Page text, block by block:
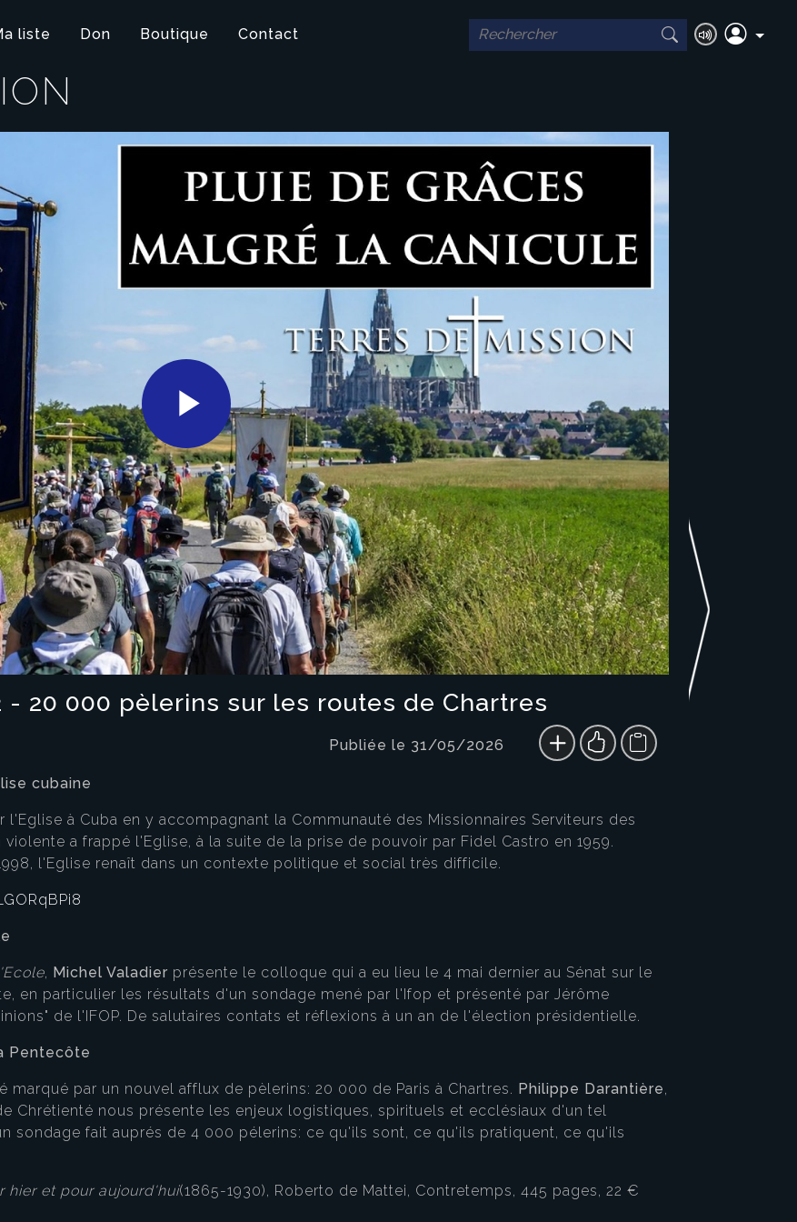
liste Don Boutique Contact
Play
Video
- 20 000 pèlerins sur les routes de Chartres
Publiée le 31/05/2026
cubaine
l'Eglise à Cuba en y accompagnant la Communauté des Missionnaires Serviteurs des
violente a frappé l'Eglise, à la suite de la prise de pouvoir par Fidel Castro en 1959.
l'Eglise renaît dans un contexte politique et social très difficile.
, Michel Valadier présente le colloque qui a eu lieu le 4 mai dernier au Sénat sur le
en particulier les résultats d'un sondage mené par l'Ifop et présenté par Jérôme
de l'IFOP. De salutaires contats et réflexions à un an de l'élection présidentielle.
Pentecôte
marqué par un nouvel afflux de pèlerins: 20 000 de Paris à Chartres. Philippe Darantière,
Chrétienté nous présente les enjeux logistiques, spirituels et ecclésiaux d'un tel
sondage fait auprés de 4 000 pélerins: ce qu'ils sont, ce qu'ils pratiquent, ce qu'ils
hier et pour aujourd'hui(1865-1930), Roberto de Mattei, Contretemps, 445 pages, 22 €